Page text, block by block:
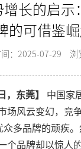
增长的启示
的可借鉴
而/THOR
间：2025-07-29 浏
，东莞】
中国家
场风云变幻，竞
众多品牌的顽疾
个品牌却以惊人